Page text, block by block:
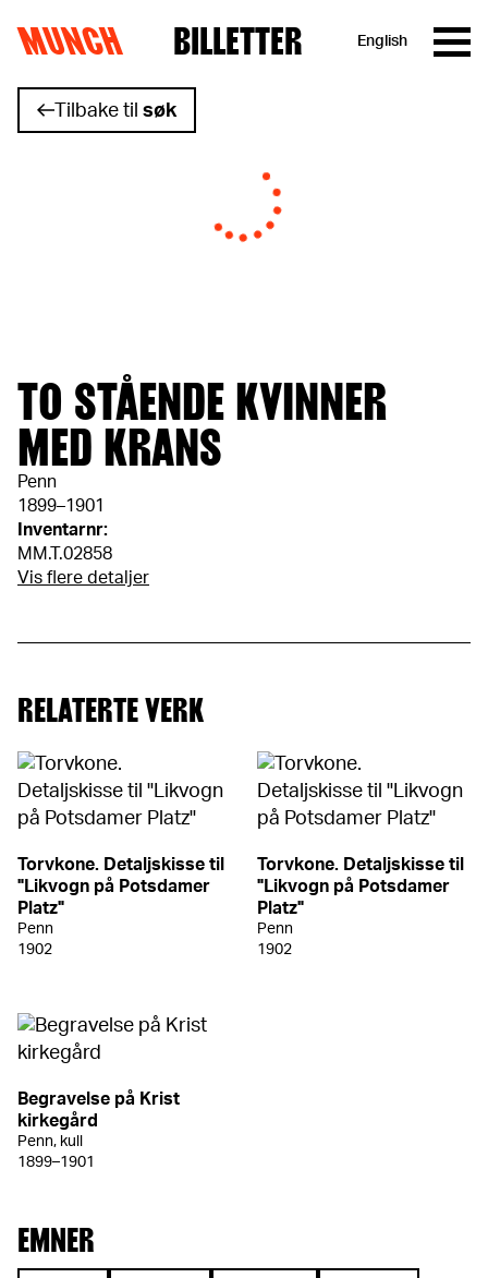
Hopp til innhold
MUNCH BILLETTER English
Tilbake til søk
TO STÅENDE KVINNER
MED KRANS
Penn
1899–1901
Inventarnr:
MM.T.02858
Vis flere detaljer
RELATERTE VERK
Torvkone. Detaljskisse til
"Likvogn på Potsdamer
Platz"
Penn
1902
Torvkone. Detaljskisse til
"Likvogn på Potsdamer
Platz"
Penn
1902
Begravelse på Krist
kirkegård
Penn, kull
1899–1901
EMNER